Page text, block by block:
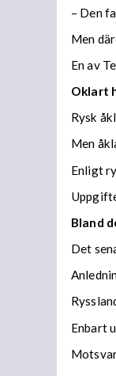
– Den
Men
En av
Oklart
Rysk
Men
Enligt
Bland
Det
Enbart